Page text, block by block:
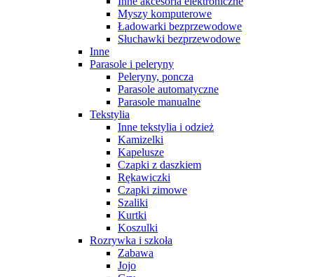
Myszy komputerowe
Ładowarki bezprzewodowe
Słuchawki bezprzewodowe
Inne
Parasole i peleryny
Peleryny, poncza
Parasole automatyczne
Parasole manualne
Tekstylia
Inne tekstylia i odzież
Kamizelki
Kapelusze
Czapki z daszkiem
Rękawiczki
Czapki zimowe
Szaliki
Kurtki
Koszulki
Rozrywka i szkoła
Zabawa
Jojo